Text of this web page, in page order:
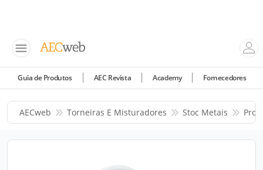
Guia de Produtos AEC Revista Academy Fornecedores
AECweb Torneiras E Misturadores Stoc Metais